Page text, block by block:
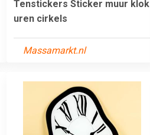
Tenstickers Sticker muur klok
uren cirkels
Massamarkt.nl